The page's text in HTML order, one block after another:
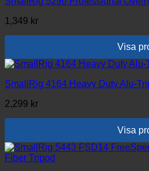
1,349 kr
Visa
SmallRig 4164 Heavy Duty Alu-
2,299 kr
Visa